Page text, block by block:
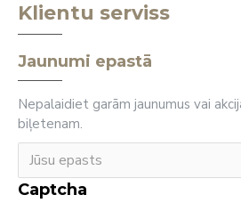
Klientu serviss
Jaunumi epastā
Nepalaidiet garām jaunumus vai
biļetenam.
Captcha